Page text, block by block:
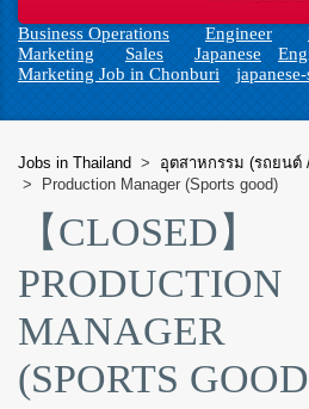
Business Operations Engineer
Marketing
Sales Japanese
Marketing Job in Chonburi
Jobs in Thailand > อุตสาหกรรม (รถยนต์
>
Production Manager (Sports good)
【CLOSED】
PRODUCTION
MANAGER
(SPORTS